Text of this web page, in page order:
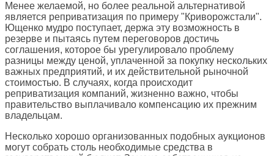
Менее желаемой, но более реальной альтернативой
является реприватизация по примеру "Криворожстали".
Ющенко мудро поступает, держа эту возможность в
резерве и пытаясь путем переговоров достичь
соглашения, которое бы урегулировало проблему
разницы между ценой, уплаченной за покупку нескольких
важных предприятий, и их действительной рыночной
стоимостью. В случаях, когда происходит
реприватизация компаний, жизненно важно, чтобы
правительство выплачивало компенсацию их прежним
владельцам.
Несколько хорошо организованных подобных аукционов
могут собрать столь необходимые средства в